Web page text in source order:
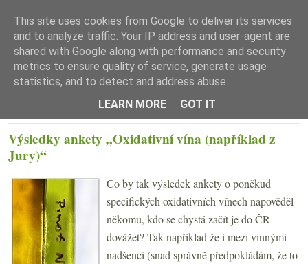
☰ Menu
Výsledky ankety „Oxidativní vína (například z
Jury)“
Co by tak výsledek ankety o poněkud
specifických oxidativních vínech napověděl
někomu, kdo se chystá začít je do ČR
dovážet? Tak například že i mezi vinnými
nadšenci (snad správně předpokládám, že to
This site uses cookies from Google to deliver its services
and to analyze traffic. Your IP address and user-agent are
shared with Google along with performance and security
metrics to ensure quality of service, generate usage
statistics, and to detect and address abuse.
LEARN MORE
GOT IT